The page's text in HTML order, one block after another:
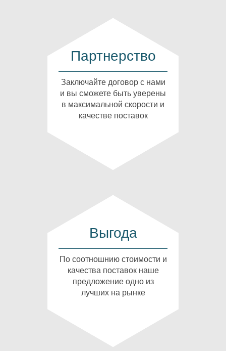
Партнерство
Заключайте договор с нами
и вы сможете быть уверены
в максимальной скорости и
качестве поставок
Выгода
По соотношнию стоимости и
качества поставок наше
предложение одно из
лучших на рынке